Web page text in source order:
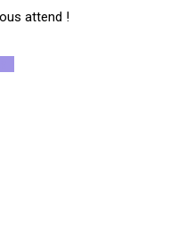
attend !